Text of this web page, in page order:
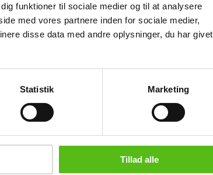
funktioner til sociale medier og til at analysere
med vores partnere inden for sociale medier,
disse data med andre oplysninger, du har givet
Statistik Marketing
Tillad alle
x 10 cm.
selection at Bankruptcy
email.